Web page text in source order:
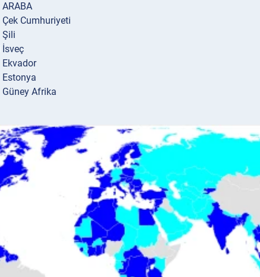
ARABA
Çek Cumhuriyeti
Şili
İsveç
Ekvador
Estonya
Güney Afrika